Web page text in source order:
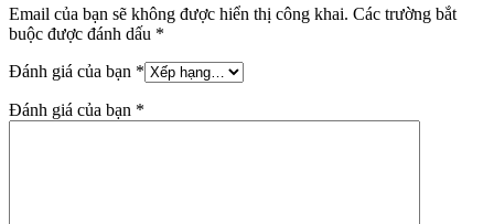
Email của bạn sẽ không được hiển thị công khai. Các trường bắt
buộc được đánh dấu *
Đánh giá của bạn *
Đánh giá của bạn *